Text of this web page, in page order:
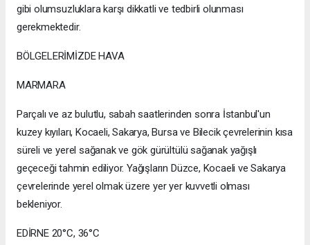
gibi olumsuzluklara karşı dikkatli ve tedbirli olunması
gerekmektedir.
BÖLGELERİMİZDE HAVA
MARMARA
Parçalı ve az bulutlu, sabah saatlerinden sonra İstanbul'un
kuzey kıyıları, Kocaeli, Sakarya, Bursa ve Bilecik çevrelerinin kısa
süreli ve yerel sağanak ve gök gürültülü sağanak yağışlı
geçeceği tahmin ediliyor. Yağışların Düzce, Kocaeli ve Sakarya
çevrelerinde yerel olmak üzere yer yer kuvvetli olması
bekleniyor.
EDİRNE 20°C, 36°C